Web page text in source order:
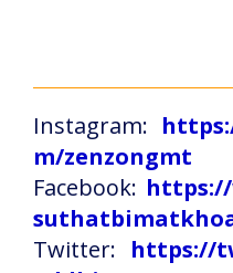
Instagram:
m/zenzongmt
Facebook:
Twitter: https://